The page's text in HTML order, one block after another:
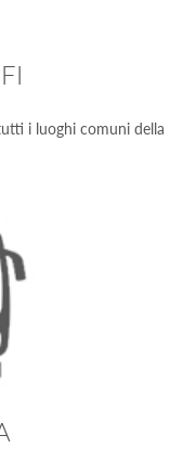
i luoghi comuni della